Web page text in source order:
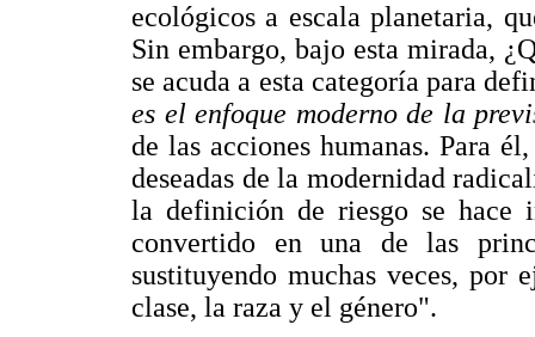
ecológicos a escala planetaria,
Sin embargo, bajo esta mirada,
se acuda a esta categoría para
es el enfoque moderno de la
de las acciones humanas. Para
deseadas de la modernidad
la definición de riesgo se hace
convertido en una de las
sustituyendo muchas veces, por
clase, la raza y el género".